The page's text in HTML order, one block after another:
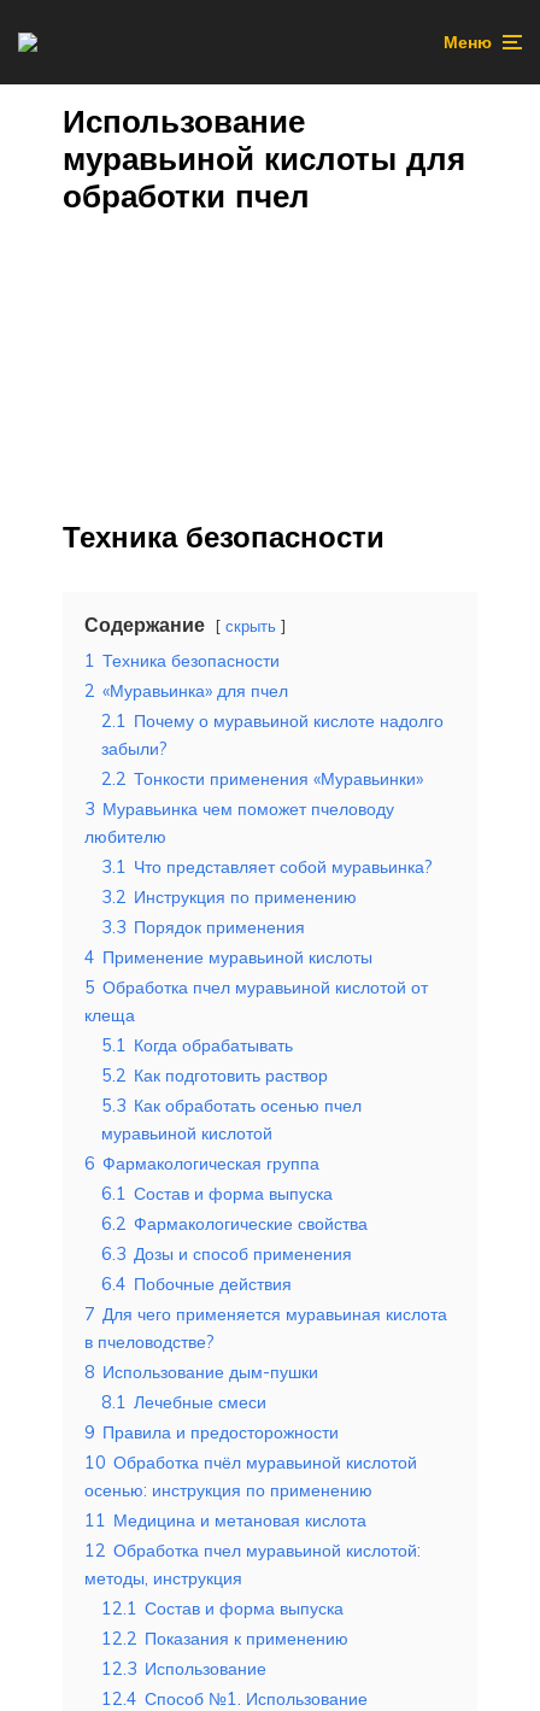
Меню
Использование
муравьиной кислоты для
обработки пчел
Техника безопасности
Содержание скрыть
1 Техника безопасности
2 «Муравьинка» для пчел
2.1 Почему о муравьиной кислоте надолго
забыли?
2.2 Тонкости применения «Муравьинки»
3 Муравьинка чем поможет пчеловоду
любителю
3.1 Что представляет собой муравьинка?
3.2 Инструкция по применению
3.3 Порядок применения
4 Применение муравьиной кислоты
5 Обработка пчел муравьиной кислотой от
клеща
5.1 Когда обрабатывать
5.2 Как подготовить раствор
5.3 Как обработать осенью пчел
муравьиной кислотой
6 Фармакологическая группа
6.1 Состав и форма выпуска
6.2 Фармакологические свойства
6.3 Дозы и способ применения
6.4 Побочные действия
7 Для чего применяется муравьиная кислота
в пчеловодстве?
8 Использование дым-пушки
8.1 Лечебные смеси
9 Правила и предосторожности
10 Обработка пчёл муравьиной кислотой
осенью: инструкция по применению
11 Медицина и метановая кислота
12 Обработка пчел муравьиной кислотой:
методы, инструкция
12.1 Состав и форма выпуска
12.2 Показания к применению
12.3 Использование
12.4 Способ №1. Использование